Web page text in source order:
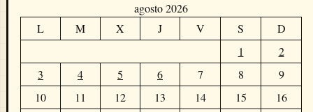
agosto 2026
L
M X J V S
D
1
2
3
4 5 6 7 8
9
10
11 12 13 14 15
16